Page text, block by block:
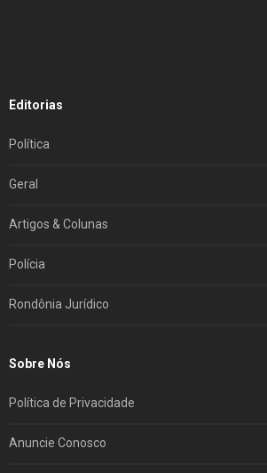
Editorias
Política
Geral
Artigos & Colunas
Polícia
Rondônia Jurídico
Sobre Nós
Política de Privacidade
Anuncie Conosco